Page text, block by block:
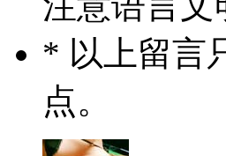
* 以上留言
点。